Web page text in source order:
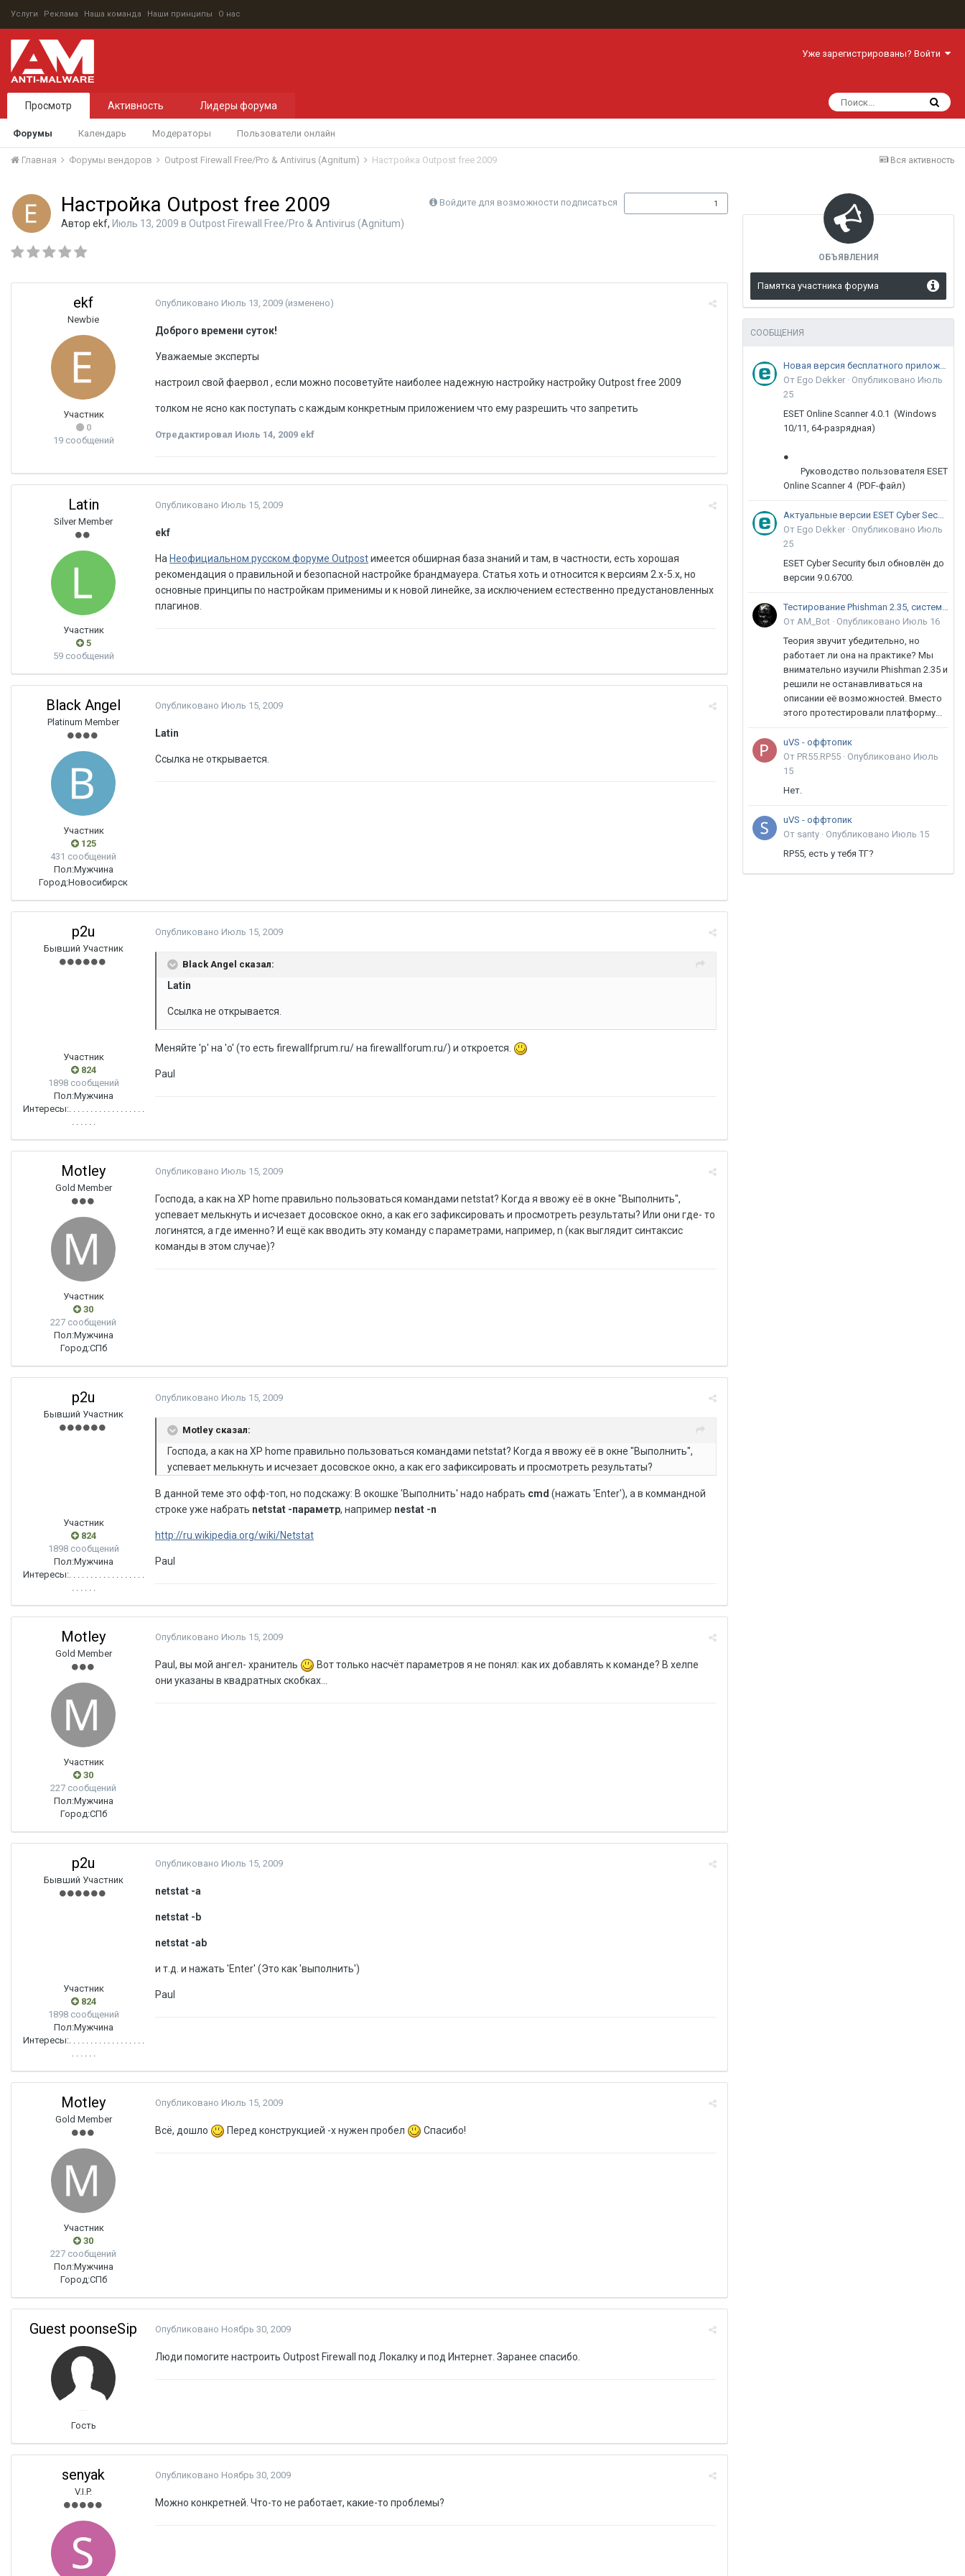
Услуги Реклама Наша команда Наши принципы О нас
Уже зарегистрированы? Войти
Просмотр
Форумы Календарь Модераторы Пользователи онлайн
Активность Лидеры форума
Вся активность
Главная Форумы вендоров Outpost Firewall Free/Pro & Antivirus (Agnitum) Настройка Outpost free 2009
Войдите для возможности подписаться 1
Настройка Outpost free 2009
Автор ekf, Июль 13, 2009 в Outpost Firewall Free/Pro & Antivirus (Agnitum)
ekf
Newbie
Участник
0
19 сообщений
Опубликовано Июль 13, 2009 (изменено)
Доброго времени суток!
Уважаемые эксперты
настроил свой фаервол , если можно посоветуйте наиболее надежную настройку настройку Outpost free 2009
толком не ясно как поступать с каждым конкретным приложением что ему разрешить что запретить
Отредактировал Июль 14, 2009 ekf
Latin
Silver Member
Участник
5
59 сообщений
Опубликовано Июль 15, 2009
ekf
На Неофициальном русском форуме Outpostимеется обширная база знаний и там, в частности, есть хорошая
рекомендация о правильной и безопасной настройке брандмауера. Статья хоть и относится к версиям 2.x-5.x, но
основные принципы по настройкам применимы и к новой линейке, за исключением естественно предустановленных
плагинов.
Black Angel
Platinum Member
Участник
125
431 сообщений
Пол:Мужчина
Город:Новосибирск
Опубликовано Июль 15, 2009
Latin
Ссылка не открывается.
p2u
Бывший Участник
Участник
824
1898 сообщений
Пол:Мужчина
Интересы:. . . . . . . . . . . . . . . . . .
. . . . . .
Опубликовано Июль 15, 2009
Black Angel сказал:
Latin
Ссылка не открывается.
Меняйте 'p' на 'o' (то есть firewallfprum.ru/ на firewallforum.ru/) и откроется.
Paul
Motley
Gold Member
Участник
30
227 сообщений
Пол:Мужчина
Город:СПб
Опубликовано Июль 15, 2009
Господа, а как на ХР home правильно пользоваться командами netstat? Когда я ввожу её в окне "Выполнить",
успевает мелькнуть и исчезает досовское окно, а как его зафиксировать и просмотреть результаты? Или они где- то
логинятся, а где именно? И ещё как вводить эту команду с параметрами, например, n (как выглядит синтаксис
команды в этом случае)?
p2u
Бывший Участник
Участник
824
1898 сообщений
Пол:Мужчина
Интересы:. . . . . . . . . . . . . . . . . .
. . . . . .
Опубликовано Июль 15, 2009
Motley сказал:
Господа, а как на ХР home правильно пользоваться командами netstat? Когда я ввожу её в окне "Выполнить",
успевает мелькнуть и исчезает досовское окно, а как его зафиксировать и просмотреть результаты?
В данной теме это офф-топ, но подскажу: В окошке 'Выполнить' надо набрать cmd (нажать 'Enter'), а в коммандной
строке уже набрать netstat -параметр, например nestat -n
http://ru.wikipedia.org/wiki/Netstat
Paul
Motley
Gold Member
Участник
30
227 сообщений
Пол:Мужчина
Город:СПб
Опубликовано Июль 15, 2009
Paul, вы мой ангел- хранитель
Вот только насчёт параметров я не понял: как их добавлять к команде? В хелпе
они указаны в квадратных скобках...
p2u
Бывший Участник
Участник
824
1898 сообщений
Пол:Мужчина
Интересы:. . . . . . . . . . . . . . . . . .
. . . . . .
Опубликовано Июль 15, 2009
netstat -a
netstat -b
netstat -ab
и т.д. и нажать 'Enter' (Это как 'выполнить')
Paul
Motley
Gold Member
Участник
30
227 сообщений
Пол:Мужчина
Город:СПб
Опубликовано Июль 15, 2009
Всё, дошло Перед конструкцией -x нужен пробел Спасибо!
Guest poonseSip
Гость
Опубликовано Ноябрь 30, 2009
Люди помогите настроить Outpost Firewall под Локалку и под Интернет. Заранее спасибо.
senyak
V.I.P.
Опубликовано Ноябрь 30, 2009
Можно конкретней. Что-то не работает, какие-то проблемы?
ОБЪЯВЛЕНИЯ
Памятка участника форума
СООБЩЕНИЯ
Новая версия бесплатного приложения ESET Online Scanner доступна пользователям
От Ego Dekker · Опубликовано Июль
25
ESET Online Scanner 4.0.1 (Windows
10/11, 64-разрядная)
●
Руководство пользователя ESET
Online Scanner 4 (PDF-файл)
Актуальные версии ESET Cyber Security 9
От Ego Dekker · Опубликовано Июль
25
ESET Cyber Security был обновлён до
версии 9.0.6700.
Тестирование Phishman 2.35, системы повышения осведомлённости пользователей в сфере ИБ
От AM_Bot · Опубликовано Июль 16
Теория звучит убедительно, но
работает ли она на практике? Мы
внимательно изучили Phishman 2.35 и
решили не останавливаться на
описании её возможностей. Вместо
этого протестировали платформу...
uVS - оффтопик
От PR55.RP55 · Опубликовано Июль
15
Нет.
uVS - оффтопик
От santy · Опубликовано Июль 15
RP55, есть у тебя ТГ?